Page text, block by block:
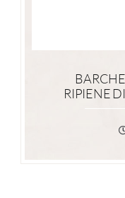
RIPIENE